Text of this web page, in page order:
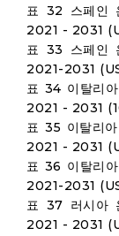
표 32 스페인
2021 - 2031
표 33 스페인
2021-2031
표 34 이탈리
2021 - 2031
표 35 이탈리
2021 - 2031
표 36 이탈리
2021-2031
표 37 러시아
2021 - 2031